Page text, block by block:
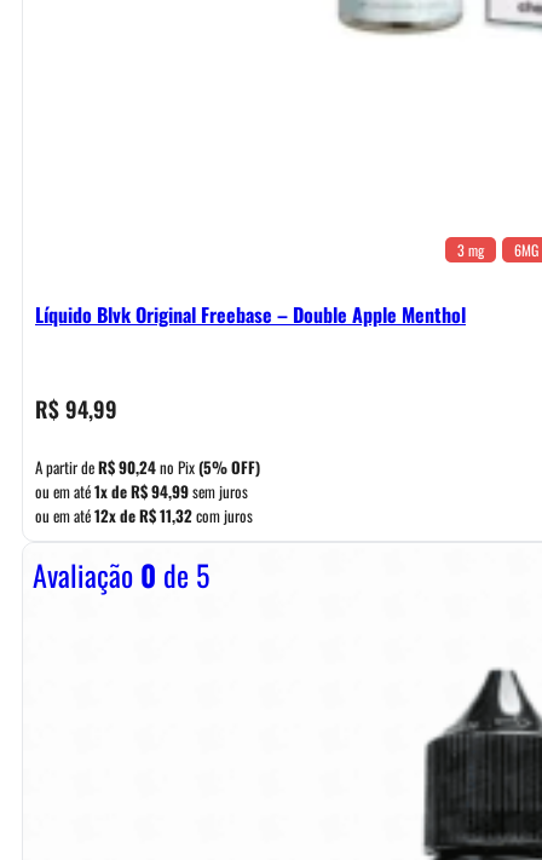
3 mg 6MG
Líquido Blvk Original Freebase – Double Apple Menthol
R$94,99
A partir deR$90,24no Pix(5% OFF)
ou em até1x deR$94,99sem juros
ou em até12x deR$11,32com juros
Avaliação0 de 5